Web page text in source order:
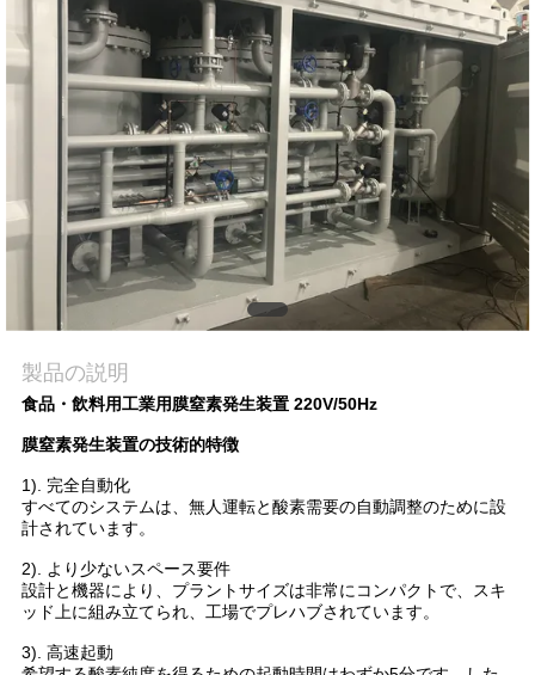
質
お
い
合
わ
せ
ニ
ュ
ー
製品の説明
食品・飲料用工業用膜窒素発生装置 220V/50Hz
膜窒素発生装置の技術的特徴
1). 完全自動化
すべてのシステムは、無人運転と酸素需要の自動調整のために設
計されています。
2). より少ないスペース要件
設計と機器により、プラントサイズは非常にコンパクトで、スキ
ッド上に組み立てられ、工場でプレハブされています。
3). 高速起動